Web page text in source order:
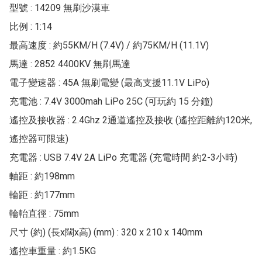
型號 : 14209 無刷沙漠車
比例 : 1:14
最高速度 : 約55KM/H (7.4V) / 約75KM/H (11.1V)
馬達 : 2852 4400KV 無刷馬達
電子變速器 : 45A 無刷電變 (最高支援11.1V LiPo)
充電池 : 7.4V 3000mah LiPo 25C (可玩約 15 分鐘)
遙控及接收器 : 2.4Ghz 2通道遙控及接收 (遙控距離約120米,
遙控器可限速)
充電器 : USB 7.4V 2A LiPo 充電器 (充電時間 約2-3小時)
軸距 : 約198mm
輪距 : 約177mm
輪軩直徑 : 75mm
尺寸 (約) (長x闊x高) (mm) : 320 x 210 x 140mm
遙控車重量 : 約1.5KG